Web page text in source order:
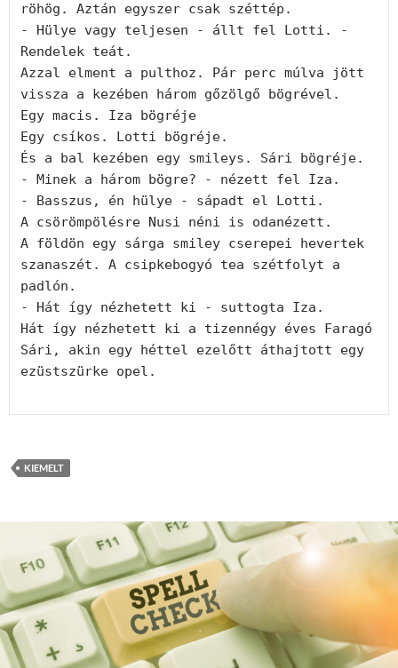
röhög. Aztán egyszer csak széttép.
- Hülye vagy teljesen - állt fel Lotti. -
Rendelek teát.
Azzal elment a pulthoz. Pár perc múlva jött
vissza a kezében három gőzölgő bögrével.
Egy macis. Iza bögréje
Egy csíkos. Lotti bögréje.
És a bal kezében egy smileys. Sári bögréje.
- Minek a három bögre? - nézett fel Iza.
- Basszus, én hülye - sápadt el Lotti.
A csörömpölésre Nusi néni is odanézett.
A földön egy sárga smiley cserepei hevertek
szanaszét. A csipkebogyó tea szétfolyt a
padlón.
- Hát így nézhetett ki - suttogta Iza.
Hát így nézhetett ki a tizennégy éves Faragó
Sári, akin egy héttel ezelőtt áthajtott egy
ezüstszürke opel.
KIEMELT